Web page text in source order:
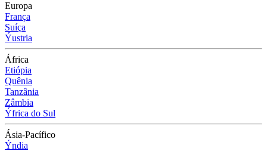
Europa
França
Suíça
Ýustria
África
Etiópia
Quênia
Tanzânia
Zâmbia
Ýfrica do Sul
Ásia-Pacífico
Ýndia